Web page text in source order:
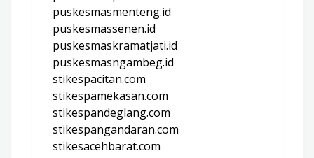
puskesmasmenteng.id
puskesmassenen.id
puskesmaskramatjati.id
puskesmasngambeg.id
stikespacitan.com
stikespamekasan.com
stikespandeglang.com
stikespangandaran.com
stikesacehbarat.com